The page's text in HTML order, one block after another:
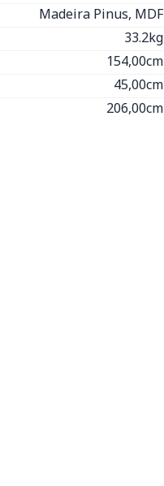
Madeira Pinus, MDF
33.2kg
154,00cm
45,00cm
206,00cm